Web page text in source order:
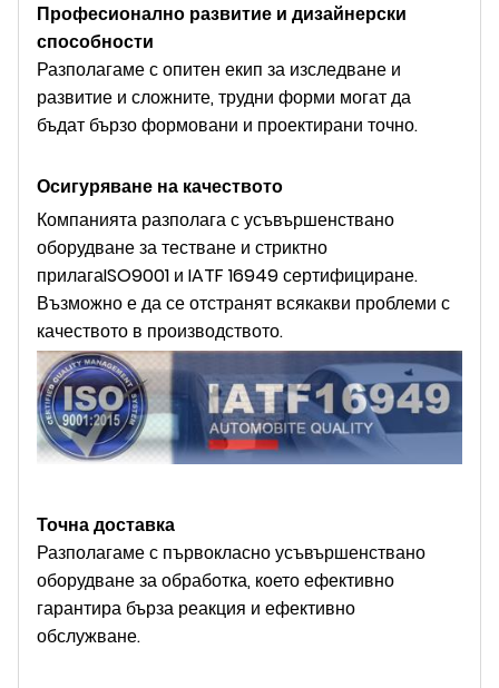
Професионално развитие и дизайнерски
способности
Разполагаме с опитен екип за изследване и
развитие и сложните, трудни форми могат да
бъдат бързо формовани и проектирани точно.
Осигуряване на качеството
Компанията разполага с усъвършенствано
оборудване за тестване и стриктно
прилагаISO9001 и IATF 16949сертифициране.
Възможно е да се отстранят всякакви проблеми с
качеството в производството.
Точна доставка
Разполагаме с първокласно усъвършенствано
оборудване за обработка, което ефективно
гарантира бърза реакция и ефективно
обслужване.